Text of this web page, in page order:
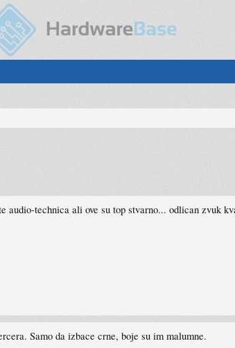
audio-technica ali ove su top stvarno... odlican zvuk
Samo da izbace crne, boje su im malumne.